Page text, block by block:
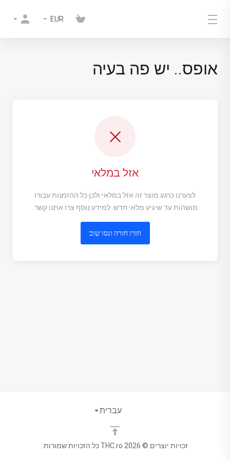
EUR
אופס.. יש פה בעיה
אזל במלאי
לצערנו כרגע מוצר זה אזל במלאי ולכן כל ההזמנות עבורו
מושהות עד שיגיע מלאי חדש. למידע נוסף צרו אתנו קשר.
חזרו חזרה ונסו שוב
זכויות יוצרים © 2026 THC.ro כל הזכויות שמורות.
עברית